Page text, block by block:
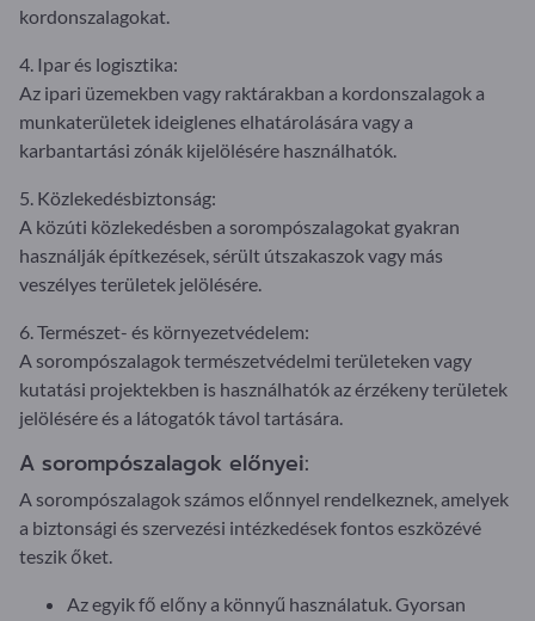
kordonszalagokat.
4. Ipar és logisztika:
Az ipari üzemekben vagy raktárakban a kordonszalagok a
munkaterületek ideiglenes elhatárolására vagy a
karbantartási zónák kijelölésére használhatók.
5. Közlekedésbiztonság:
A közúti közlekedésben a sorompószalagokat gyakran
használják építkezések, sérült útszakaszok vagy más
veszélyes területek jelölésére.
6. Természet- és környezetvédelem:
A sorompószalagok természetvédelmi területeken vagy
kutatási projektekben is használhatók az érzékeny területek
jelölésére és a látogatók távol tartására.
A sorompószalagok előnyei:
A sorompószalagok számos előnnyel rendelkeznek, amelyek
a biztonsági és szervezési intézkedések fontos eszközévé
teszik őket.
Az egyik fő előny a könnyű használatuk. Gyorsan